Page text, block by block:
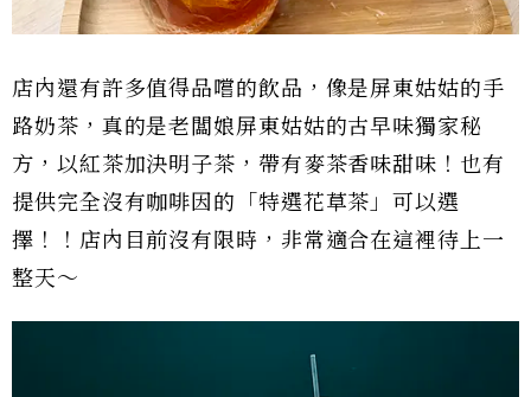
店內還有許多值得品嚐的飲品，像是屏東姑姑的手
路奶茶，真的是老闆娘屏東姑姑的古早味獨家秘
方，以紅茶加決明子茶，帶有麥茶香味甜味！也有
提供完全沒有咖啡因的「特選花草茶」可以選
擇！！店內目前沒有限時，非常適合在這裡待上一
整天～